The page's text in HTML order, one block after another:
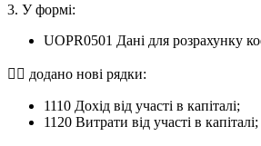
3. У формі:
UOPR0501 Дані для розрахунку
 додано нові рядки:
1110 Дохід від участі в капіталі;
1120 Витрати від участі в капіталі;